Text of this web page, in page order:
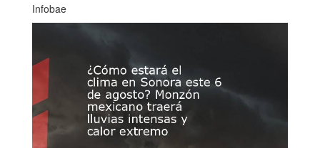
Infobae